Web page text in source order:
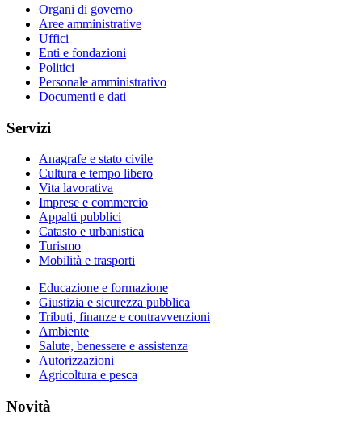
Organi di governo
Aree amministrative
Uffici
Enti e fondazioni
Politici
Personale amministrativo
Documenti e dati
Servizi
Anagrafe e stato civile
Cultura e tempo libero
Vita lavorativa
Imprese e commercio
Appalti pubblici
Catasto e urbanistica
Turismo
Mobilità e trasporti
Educazione e formazione
Giustizia e sicurezza pubblica
Tributi, finanze e contravvenzioni
Ambiente
Salute, benessere e assistenza
Autorizzazioni
Agricoltura e pesca
Novità